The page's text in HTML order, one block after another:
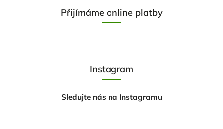
Přijímáme online platby
Instagram
Sledujte nás na Instagramu